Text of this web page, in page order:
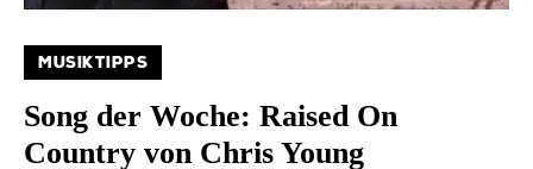
MUSIKTIPPS
Song der Woche: Raised On
Country von Chris Young